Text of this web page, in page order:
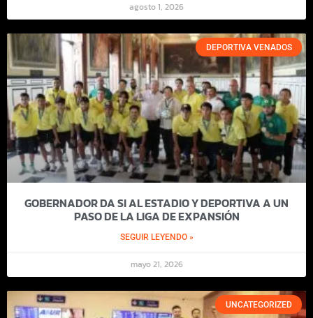
agosto 1, 2026
DEPORTIVA VENADOS
GOBERNADOR DA SI AL ESTADIO Y DEPORTIVA A UN
PASO DE LA LIGA DE EXPANSIÓN
SEGUIR LEYENDO »
mayo 21, 2026
UNCATEGORIZED